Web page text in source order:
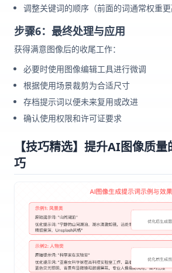
调整关键词的顺序（前面的词通常权重更
步骤6：最终处理与应用
获得满意图像后的收尾工作：
必要时使用图像编辑工具进行微调
根据使用场景裁剪为合适尺寸
存档提示词以便未来复用或改进
确认使用权限和许可证要求
【技巧精选】提升AI图像质
巧